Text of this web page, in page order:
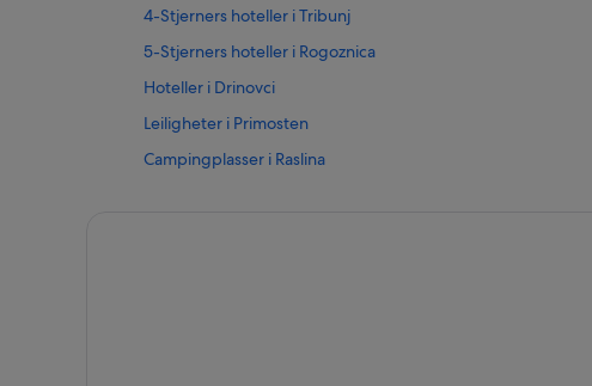
4-Stjerners hoteller i Tribunj
5-Stjerners hoteller i Rogoznica
Hoteller i Drinovci
Leiligheter i Primosten
Campingplasser i Raslina